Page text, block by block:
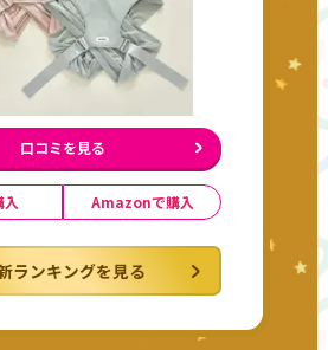
口コミを見る
Amazonで購入
ランキングを見る